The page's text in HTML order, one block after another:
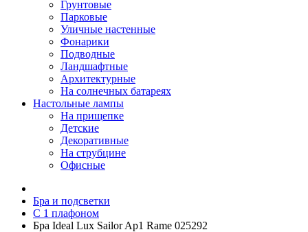
Грунтовые
Парковые
Уличные настенные
Фонарики
Подводные
Ландшафтные
Архитектурные
На солнечных батареях
Настольные лампы
На прищепке
Детские
Декоративные
На струбцине
Офисные
Бра и подсветки
С 1 плафоном
Бра Ideal Lux Sailor Ap1 Rame 025292